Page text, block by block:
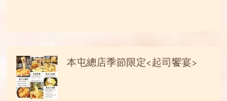
本屯總店季節限定<起司饗宴>